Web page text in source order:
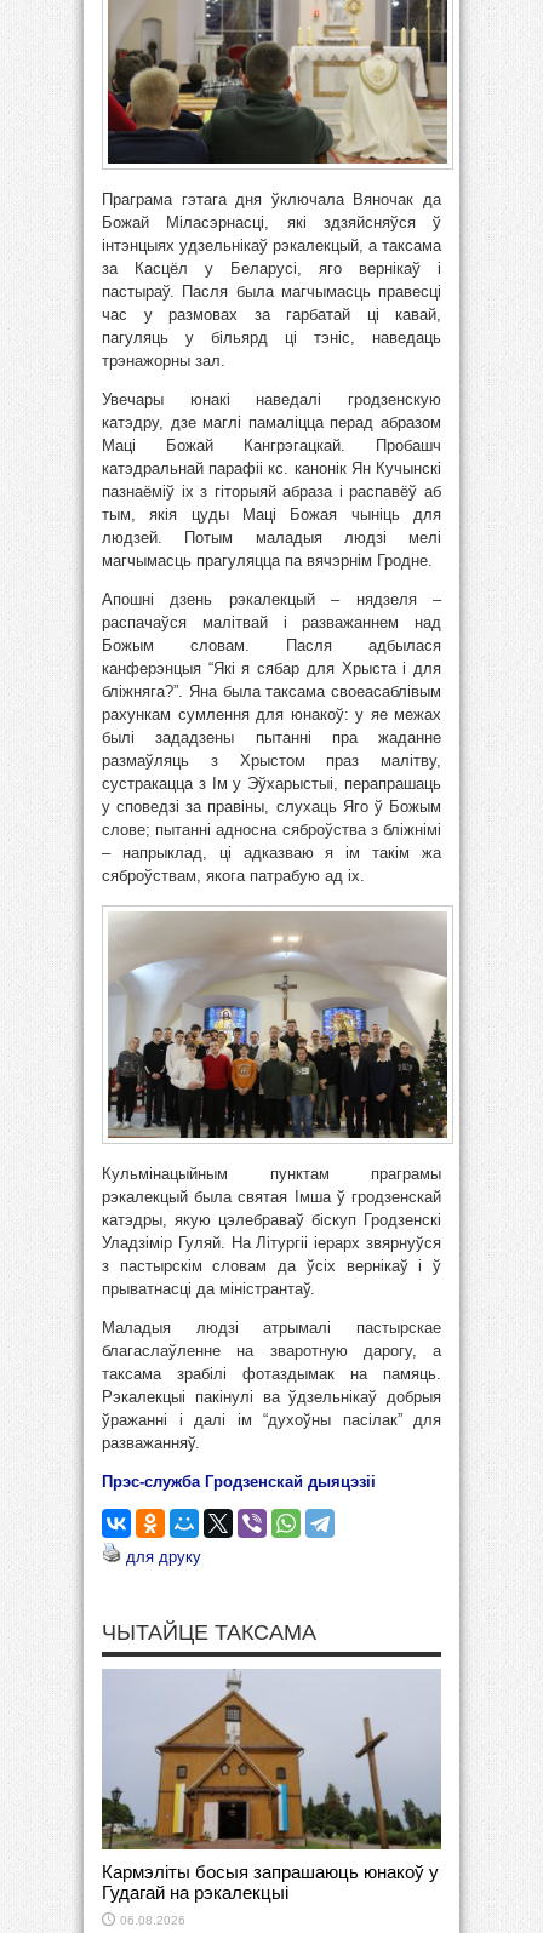
Праграма гэтага дня ўключала Вяночак да
Божай Міласэрнасці, які здзяйсняўся ў
інтэнцыях удзельнікаў рэкалекцый, а таксама
за Касцёл у Беларусі, яго вернікаў і
пастыраў. Пасля была магчымасць правесці
час у размовах за гарбатай ці кавай,
пагуляць у більярд ці тэніс, наведаць
трэнажорны зал.
Увечары юнакі наведалі гродзенскую
катэдру, дзе маглі памаліцца перад абразом
Маці Божай Кангрэгацкай. Пробашч
катэдральнай парафіі кс. канонік Ян Кучынскі
пазнаёміў іх з гіторыяй абраза і распавёў аб
тым, якія цуды Маці Божая чыніць для
людзей. Потым маладыя людзі мелі
магчымасць прагуляцца па вячэрнім Гродне.
Апошні дзень рэкалекцый – нядзеля –
распачаўся малітвай і разважаннем над
Божым словам. Пасля адбылася
канферэнцыя “Які я сябар для Хрыста і для
бліжняга?”. Яна была таксама своеасаблівым
рахункам сумлення для юнакоў: у яе межах
былі зададзены пытанні пра жаданне
размаўляць з Хрыстом праз малітву,
сустракацца з Ім у Эўхарыстыі, перапрашаць
у споведзі за правіны, слухаць Яго ў Божым
слове; пытанні адносна сяброўства з бліжнімі
– напрыклад, ці адказваю я ім такім жа
сяброўствам, якога патрабую ад іх.
Кульмінацыйным пунктам праграмы
рэкалекцый была святая Імша ў гродзенскай
катэдры, якую цэлебраваў біскуп Гродзенскі
Уладзімір Гуляй. На Літургіі іерарх звярнуўся
з пастырскім словам да ўсіх вернікаў і ў
прыватнасці да міністрантаў.
Маладыя людзі атрымалі пастырскае
благаслаўленне на зваротную дарогу, а
таксама зрабілі фотаздымак на памяць.
Рэкалекцыі пакінулі ва ўдзельнікаў добрыя
ўражанні і далі ім “духоўны пасілак” для
разважанняў.
Прэс-служба Гродзенскай дыяцэзіі
для друку
ЧЫТАЙЦЕ ТАКСАМА
Кармэліты босыя запрашаюць юнакоў у
Гудагай на рэкалекцыі
06.08.2026